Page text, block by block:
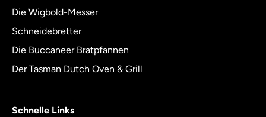
Die Wigbold-Messer
Schneidebretter
Die Buccaneer Bratpfannen
Der Tasman Dutch Oven & Grill
Schnelle Links